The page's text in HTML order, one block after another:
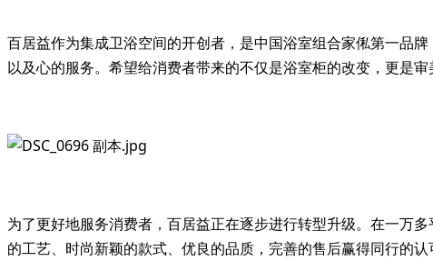
百居益作为集成卫浴空间的开创者，是中国浴室组合家俬第一品
以及心的服务。希望给消费者带来的不仅是浴室柜的改变，更是审
为了更好地服务消费者，百居益正在逐步进行转型升级。在一万
的工艺、时尚新颖的款式、优良的品质，完善的售后赢得同行的